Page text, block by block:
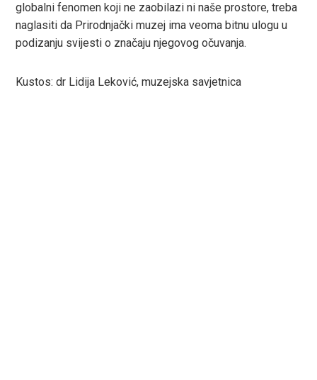
globalni fenomen koji ne zaobilazi ni naše prostore, treba
naglasiti da Prirodnjački muzej ima veoma bitnu ulogu u
podizanju svijesti o značaju njegovog očuvanja.
Kustos: dr Lidija Leković, muzejska savjetnica